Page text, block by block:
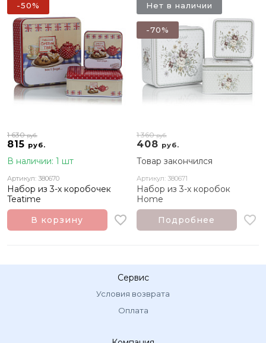
815 руб.
1 630руб.
В наличии: 1 шт
Артикул: 380670
Набор из 3-х коробочек
Teatime
В корзину
-50%
408 руб.
1 360руб.
Товар закончился
Артикул: 380671
Набор из 3-х коробок
Home
Подробнее
Нет в наличии
-70%
Сервис
Условия возврата
Оплата